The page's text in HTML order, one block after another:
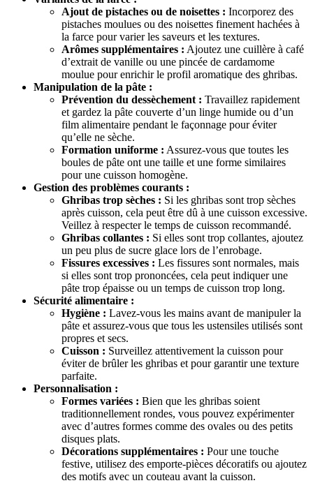
Ajout de pistaches ou de noisettes : Incorporez des
pistaches moulues ou des noisettes finement hachées à
la farce pour varier les saveurs et les textures.
Arômes supplémentaires : Ajoutez une cuillère à café
d’extrait de vanille ou une pincée de cardamome
moulue pour enrichir le profil aromatique des ghribas.
Manipulation de la pâte :
Prévention du dessèchement : Travaillez rapidement
et gardez la pâte couverte d’un linge humide ou d’un
film alimentaire pendant le façonnage pour éviter
qu’elle ne sèche.
Formation uniforme : Assurez-vous que toutes les
boules de pâte ont une taille et une forme similaires
pour une cuisson homogène.
Gestion des problèmes courants :
Ghribas trop sèches : Si les ghribas sont trop sèches
après cuisson, cela peut être dû à une cuisson excessive.
Veillez à respecter le temps de cuisson recommandé.
Ghribas collantes : Si elles sont trop collantes, ajoutez
un peu plus de sucre glace lors de l’enrobage.
Fissures excessives : Les fissures sont normales, mais
si elles sont trop prononcées, cela peut indiquer une
pâte trop épaisse ou un temps de cuisson trop long.
Sécurité alimentaire :
Hygiène : Lavez-vous les mains avant de manipuler la
pâte et assurez-vous que tous les ustensiles utilisés sont
propres et secs.
Cuisson : Surveillez attentivement la cuisson pour
éviter de brûler les ghribas et pour garantir une texture
parfaite.
Personnalisation :
Formes variées : Bien que les ghribas soient
traditionnellement rondes, vous pouvez expérimenter
avec d’autres formes comme des ovales ou des petits
disques plats.
Décorations supplémentaires : Pour une touche
festive, utilisez des emporte-pièces décoratifs ou ajoutez
des motifs avec un couteau avant la cuisson.